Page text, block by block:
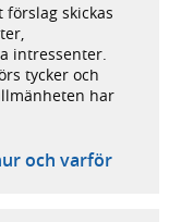
skickas
intressenter.
tycker och
har
och varför